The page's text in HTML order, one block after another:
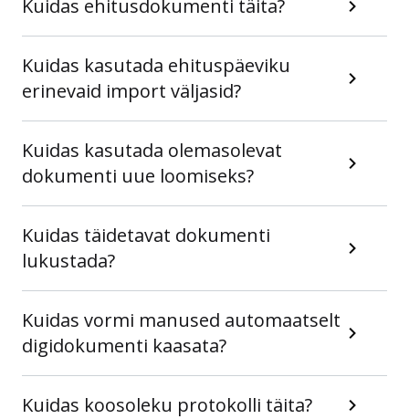
Kuidas ehitusdokumenti täita?
Kuidas kasutada ehituspäeviku
erinevaid import väljasid?
Kuidas kasutada olemasolevat
dokumenti uue loomiseks?
Kuidas täidetavat dokumenti
lukustada?
Kuidas vormi manused automaatselt
digidokumenti kaasata?
Kuidas koosoleku protokolli täita?